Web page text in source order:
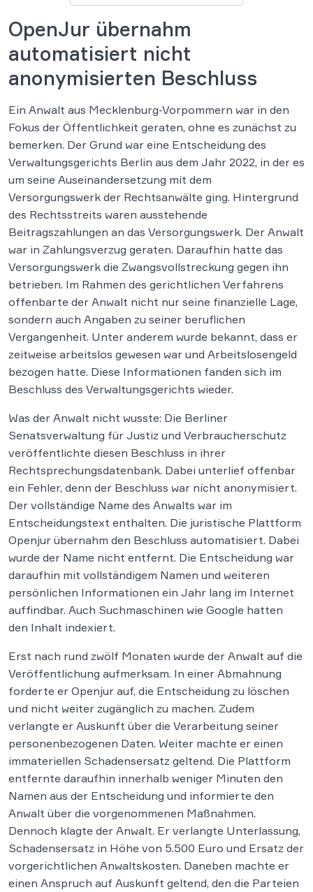
OpenJur übernahm
automatisiert nicht
anonymisierten Beschluss
Ein Anwalt aus Mecklenburg-Vorpommern war in den
Fokus der Öffentlichkeit geraten, ohne es zunächst zu
bemerken. Der Grund war eine Entscheidung des
Verwaltungsgerichts Berlin aus dem Jahr 2022, in der es
um seine Auseinandersetzung mit dem
Versorgungswerk der Rechtsanwälte ging. Hintergrund
des Rechtsstreits waren ausstehende
Beitragszahlungen an das Versorgungswerk. Der Anwalt
war in Zahlungsverzug geraten. Daraufhin hatte das
Versorgungswerk die Zwangsvollstreckung gegen ihn
betrieben. Im Rahmen des gerichtlichen Verfahrens
offenbarte der Anwalt nicht nur seine finanzielle Lage,
sondern auch Angaben zu seiner beruflichen
Vergangenheit. Unter anderem wurde bekannt, dass er
zeitweise arbeitslos gewesen war und Arbeitslosengeld
bezogen hatte. Diese Informationen fanden sich im
Beschluss des Verwaltungsgerichts wieder.
Was der Anwalt nicht wusste: Die Berliner
Senatsverwaltung für Justiz und Verbraucherschutz
veröffentlichte diesen Beschluss in ihrer
Rechtsprechungsdatenbank. Dabei unterlief offenbar
ein Fehler, denn der Beschluss war nicht anonymisiert.
Der vollständige Name des Anwalts war im
Entscheidungstext enthalten. Die juristische Plattform
Openjur übernahm den Beschluss automatisiert. Dabei
wurde der Name nicht entfernt. Die Entscheidung war
daraufhin mit vollständigem Namen und weiteren
persönlichen Informationen ein Jahr lang im Internet
auffindbar. Auch Suchmaschinen wie Google hatten
den Inhalt indexiert.
Erst nach rund zwölf Monaten wurde der Anwalt auf die
Veröffentlichung aufmerksam. In einer Abmahnung
forderte er Openjur auf, die Entscheidung zu löschen
und nicht weiter zugänglich zu machen. Zudem
verlangte er Auskunft über die Verarbeitung seiner
personenbezogenen Daten. Weiter machte er einen
immateriellen Schadensersatz geltend. Die Plattform
entfernte daraufhin innerhalb weniger Minuten den
Namen aus der Entscheidung und informierte den
Anwalt über die vorgenommenen Maßnahmen.
Dennoch klagte der Anwalt. Er verlangte Unterlassung,
Schadensersatz in Höhe von 5.500 Euro und Ersatz der
vorgerichtlichen Anwaltskosten. Daneben machte er
einen Anspruch auf Auskunft geltend, den die Parteien